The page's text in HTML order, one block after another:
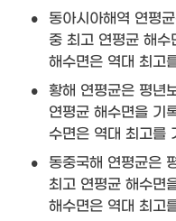
•
동아시아해역 연평
중 최고 연평균 해
해수면은 역대 최고
•
황해 연평균은 평년
연평균 해수면을 기
수면은 역대 최고를
•
동중국해 연평균은
최고 연평균 해수면
해수면은 역대 최고